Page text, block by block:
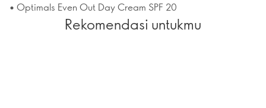
• Optimals Even Out Day Cream SPF 20
Rekomendasi untukmu